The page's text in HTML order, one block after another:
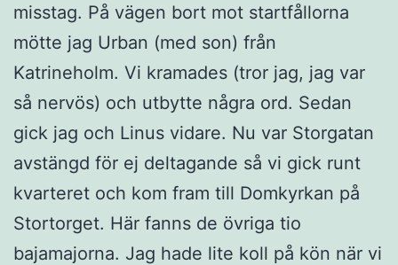
misstag. På vägen bort mot startfållorna
mötte jag Urban (med son) från
Katrineholm. Vi kramades (tror jag, jag var
så nervös) och utbytte några ord. Sedan
gick jag och Linus vidare. Nu var Storgatan
avstängd för ej deltagande så vi gick runt
kvarteret och kom fram till Domkyrkan på
Stortorget. Här fanns de övriga tio
bajamajorna. Jag hade lite koll på kön när vi